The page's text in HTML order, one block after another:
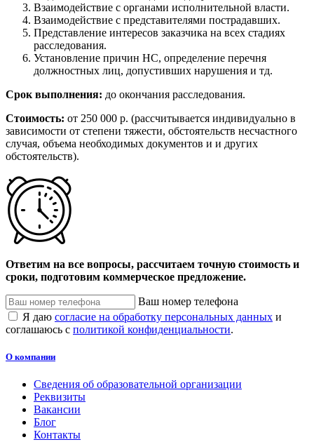
Взаимодействие с органами исполнительной власти.
Взаимодействие с представителями пострадавших.
Представление интересов заказчика на всех стадиях
расследования.
Установление причин НС, определение перечня
должностных лиц, допустивших нарушения и тд.
Срок выполнения: до окончания расследования.
Стоимость: от 250 000 р. (рассчитывается индивидуально в
зависимости от степени тяжести, обстоятельств несчастного
случая, объема необходимых документов и и других
обстоятельств).
Ответим на все вопросы, рассчитаем точную стоимость и
сроки, подготовим коммерческое предложение.
Ваш номер телефона
Я даю согласие на обработку персональных данных и
соглашаюсь с политикой конфиденциальности.
О компании
Сведения об образовательной организации
Реквизиты
Вакансии
Блог
Контакты